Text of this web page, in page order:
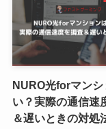
NURO光forマンシ
い？実際の通信速
＆遅いときの対処